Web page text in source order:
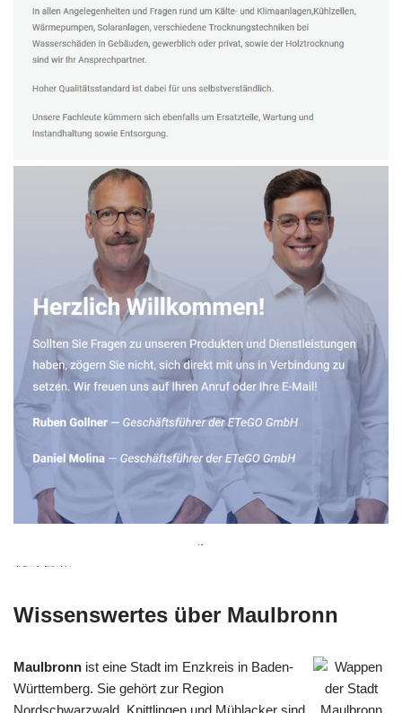
Wissenswertes über Maulbronn
Maulbronn ist eine Stadt im Enzkreis in Baden-
Württemberg. Sie gehört zur Region
Nordschwarzwald. Knittlingen und Mühlacker sind